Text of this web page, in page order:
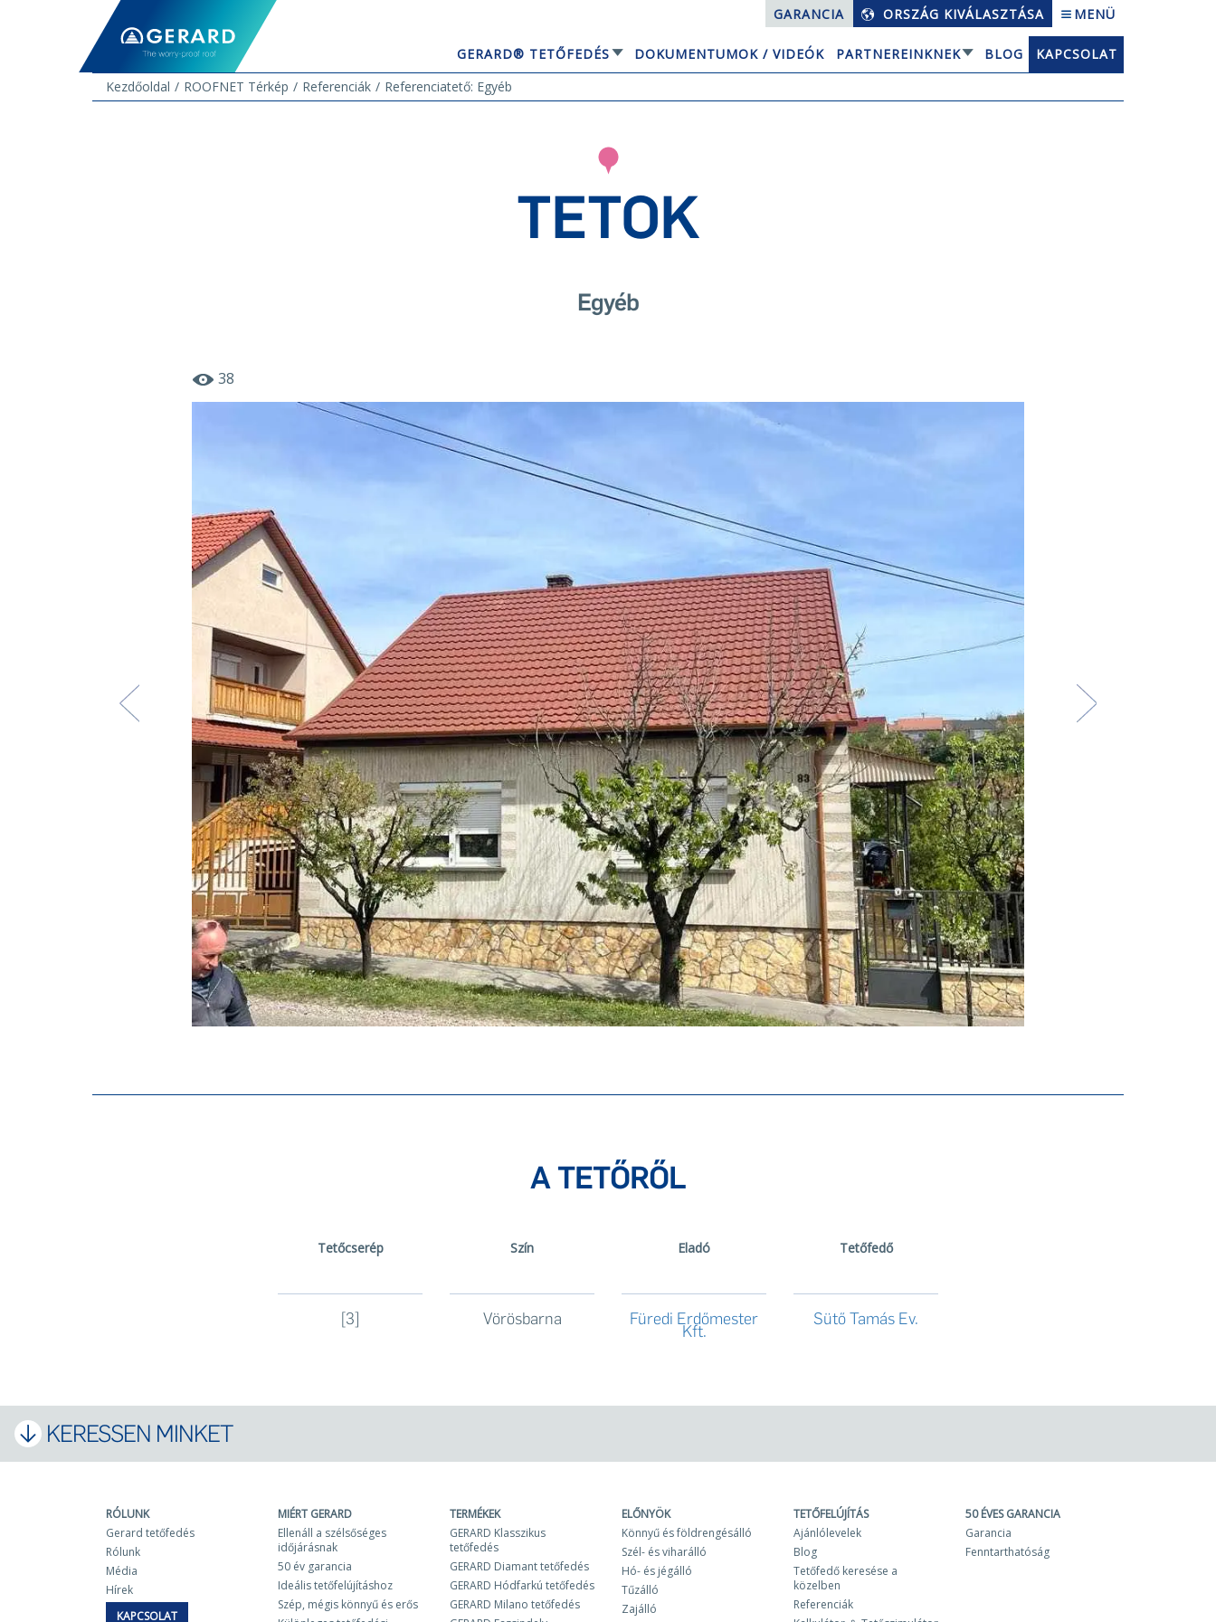
GARANCIA ORSZÁG KIVÁLASZTÁSA MENÜ
GERARD® TETŐFEDÉS DOKUMENTUMOK / VIDEÓK PARTNEREINKNEK BLOG
KAPCSOLAT
Kezdőoldal
ROOFNET Térkép Referenciák Referenciatető: Egyéb
TETOK
Egyéb
38
A TETŐRŐL
Tetőcserép
[3]
Szín
Vörösbarna
Eladó
Füredi Erdőmester
Kft.
Tetőfedő
Sütő Tamás Ev.
KERESSEN MINKET
RÓLUNK
Gerard tetőfedés
Rólunk
Média
Hírek
KAPCSOLAT
MIÉRT GERARD
Ellenáll a szélsőséges
időjárásnak
50 év garancia
Ideális tetőfelújításhoz
Szép, mégis könnyű és erős
TERMÉKEK
GERARD Klasszikus
tetőfedés
GERARD Diamant tetőfedés
GERARD Hódfarkú tetőfedés
GERARD Milano tetőfedés
ELŐNYÖK
Könnyű és földrengésálló
Szél- és viharálló
Hó- és jégálló
Tűzálló
Zajálló
TETŐFELÚJÍTÁS
Ajánlólevelek
Blog
Tetőfedő keresése a
közelben
Referenciák
50 ÉVES GARANCIA
Garancia
Fenntarthatóság